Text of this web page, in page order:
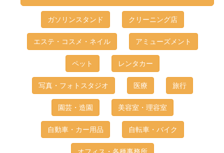
ガソリンスタンド クリーニング店
エステ・コスメ・ネイル アミューズメント
ペット レンタカー
写真・フォトスタジオ 医療 旅行
園芸・造園 美容室・理容室
自動車・カー用品 自転車・バイク